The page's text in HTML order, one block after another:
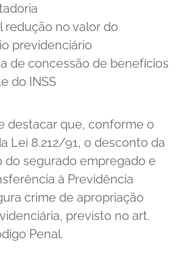
redução no valor do
previdenciário
de concessão de benefícios
do INSS
destacar que, conforme o
Lei 8.212/91, o desconto da
do segurado empregado e
à Previdência
crime de apropriação
previsto no art.
Penal.